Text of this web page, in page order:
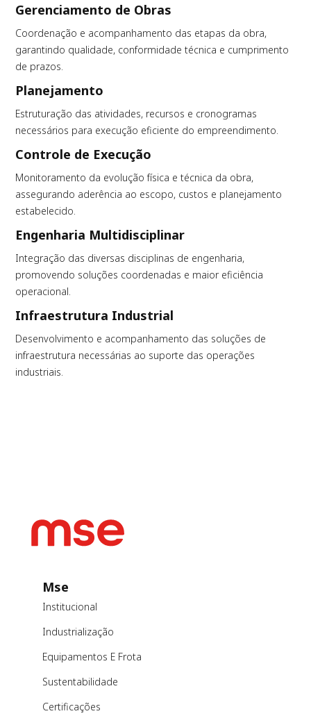
Gerenciamento de Obras
Coordenação e acompanhamento das etapas da obra,
garantindo qualidade, conformidade técnica e cumprimento
de prazos.
Planejamento
Estruturação das atividades, recursos e cronogramas
necessários para execução eficiente do empreendimento.
Controle de Execução
Monitoramento da evolução física e técnica da obra,
assegurando aderência ao escopo, custos e planejamento
estabelecido.
Engenharia Multidisciplinar
Integração das diversas disciplinas de engenharia,
promovendo soluções coordenadas e maior eficiência
operacional.
Infraestrutura Industrial
Desenvolvimento e acompanhamento das soluções de
infraestrutura necessárias ao suporte das operações
industriais.
Mse
Institucional
Industrialização
Equipamentos E Frota
Sustentabilidade
Certificações